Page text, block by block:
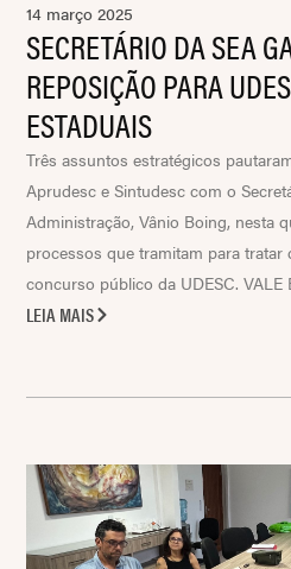
14 março 2025
SECRETÁRIO DA SEA
REPOSIÇÃO PARA
ESTADUAIS
Três assuntos estratégicos
Aprudesc e Sintudesc com o
Administração, Vânio Boing, nesta
processos que tramitam para tratar
concurso público da UDESC. VALE
LEIA MAIS